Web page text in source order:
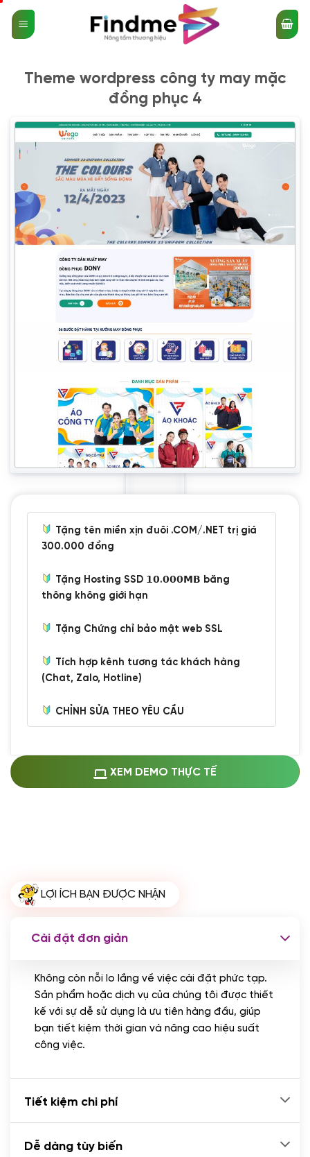
qua
nội
Theme wordpress công ty may mặc
đồng phục 4
Tặng tên miền xịn đuôi .COM/.NET trị giá
300.000 đồng
Tặng Hosting SSD 𝟭𝟬.𝟬𝟬𝟬𝗠𝗕 băng
thông không giới hạn
Tặng Chứng chỉ bảo mật web SSL
Tích hợp kênh tương tác khách hàng
(Chat, Zalo, Hotline)
CHỈNH SỬA THEO YÊU CẦU
Thay logo + thông tin doanh nghiệp
(+100.000 VND)
(+200.000 VND)
CÀI ĐẶT PLUGINS
Cài đặt plugin theo yêu cầu
(+100.000 VND)
Cài plugin xử lý thanh toán tự động qua
XEM DEMO THỰC TẾ
LỢI ÍCH BẠN ĐƯỢC NHẬN
Cài đặt đơn giản
Không còn nỗi lo lắng về việc cài đặt phức tạp.
Sản phẩm hoặc dịch vụ của chúng tôi được thiết
kế với sự dễ sử dụng là ưu tiên hàng đầu, giúp
bạn tiết kiệm thời gian và nâng cao hiệu suất
công việc.
Tiết kiệm chi phí
Dễ dàng tùy biến